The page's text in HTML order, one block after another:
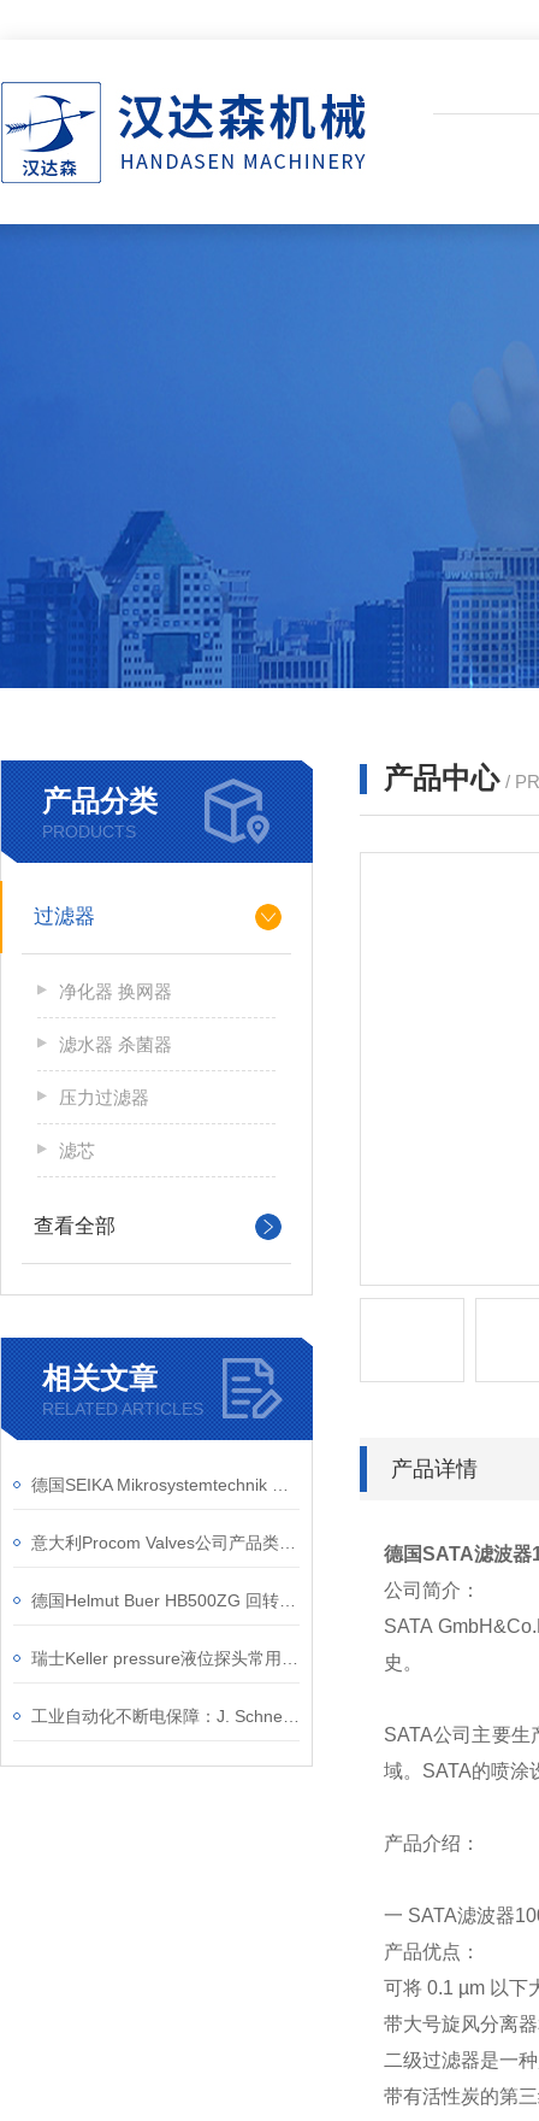
产品分类
PRODUCTS
过滤器
净化器 换网器
滤水器 杀菌器
压力过滤器
滤芯
查看全部
相关文章
RELATED ARTICLES
产品中心 /
产品详情
德国SATA滤波器
公司简介：
SATA
史。
SATA公司主要
域。SATA的喷涂
产品介绍：
一 SATA滤波器
产品优点：
可将 0.1 µm 以下
带大号旋风分离
二级过滤器是一
带有活性炭的第